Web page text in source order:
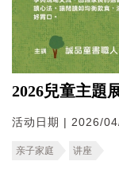
2026兒童主題
活动日期 | 2026/
亲子家庭 讲座